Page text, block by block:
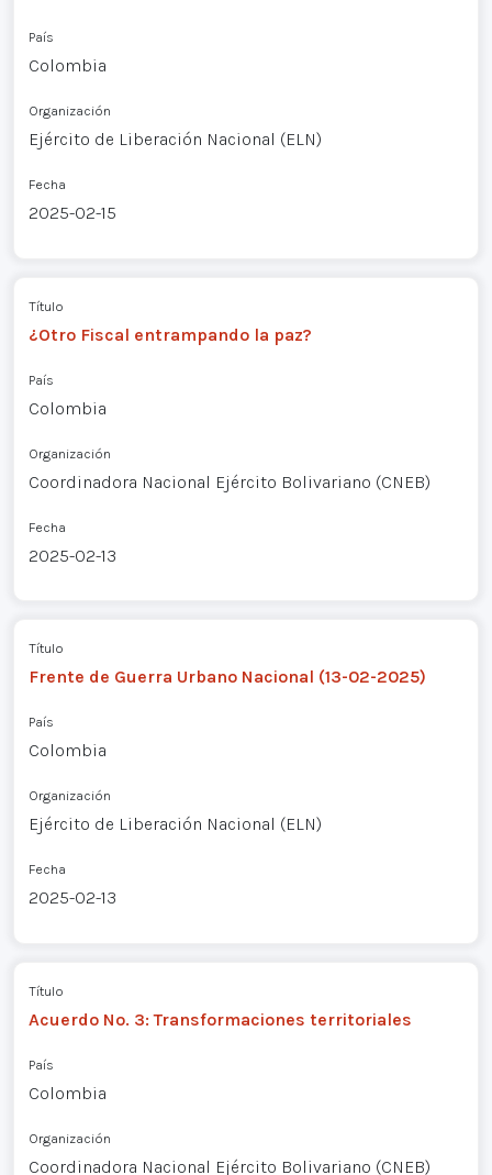
País
Colombia
Organización
Ejército de Liberación Nacional (ELN)
Fecha
2025-02-15
Título
¿Otro Fiscal entrampando la paz?
País
Colombia
Organización
Coordinadora Nacional Ejército Bolivariano (CNEB)
Fecha
2025-02-13
Título
Frente de Guerra Urbano Nacional (13-02-2025)
País
Colombia
Organización
Ejército de Liberación Nacional (ELN)
Fecha
2025-02-13
Título
Acuerdo No. 3: Transformaciones territoriales
País
Colombia
Organización
Coordinadora Nacional Ejército Bolivariano (CNEB)